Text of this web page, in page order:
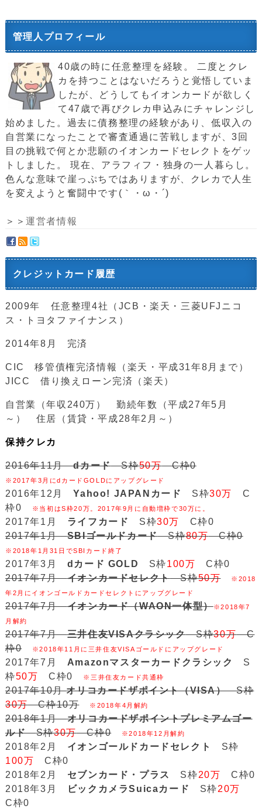
管理人プロフィール
40歳の時に任意整理を経験。 二度とクレ
カを持つことはないだろうと覚悟していま
したが、どうしてもイオンカードが欲しく
て47歳で再びクレカ申込みにチャレンジし
始めました。過去に債務整理の経験があり、低収入の
自営業になったことで審査通過に苦戦しますが、3回
目の挑戦で何とか悲願のイオンカードセレクトをゲッ
トしました。 現在、アラフィフ・独身の一人暮らし。
色んな意味で崖っぷちではありますが、クレカで人生
を変えようと奮闘中です(｀・ω・´)ゞ
＞＞運営者情報
クレジットカード履歴
2009年 任意整理4社（JCB・楽天・三菱UFJニコ
ス・トヨタファイナンス）
2014年8月 完済
CIC 移管債権完済情報（楽天・平成31年8月まで）
JICC 借り換えローン完済（楽天）
自営業（年収240万） 勤続年数（平成27年5月
～） 住居（賃貸・平成28年2月～）
保持クレカ
2016年11月dカードS枠50万C枠0
※2017年3月にdカードGOLDにアップグレード
2016年12月Yahoo! JAPANカード S枠30万
C
枠0
※当初はS枠20万。2017年9月に自動増枠で30万に。
2017年1月 ライフカード S枠30万
C枠0
2017年1月SBIゴールドカードS枠80万C枠0
※2018年1月31日でSBIカード終了
2017年3月 dカード GOLD S枠100万 C枠0
2017年7月イオンカードセレクトS枠50万
※2018
年2月にイオンゴールドカードセレクトにアップグレード
2017年7月イオンカード（WAON一体型）※2018年7
月解約
2017年7月三井住友VISAクラシックS枠30万C
枠0
※2018年11月に三井住友VISAゴールドにアップグレード
2017年7月 Amazonマスターカードクラシック
S
枠50万 C枠0 ※三井住友カード共通枠
2017年10月オリコカードザポイント（VISA）S枠
30万C枠10万 ※2018年4月解約
2018年1月オリコカードザポイントプレミアムゴー
ルドS枠30万C枠0 ※2018年12月解約
2018年2月 イオンゴールドカードセレクト
S枠
100万 C枠0
2018年2月 セブンカード・プラス S枠20万 C枠0
2018年3月
ビックカメラSuicaカード S枠20万
C枠0